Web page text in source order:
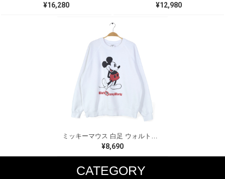
¥16,280 ¥12,980
ミッキーマウス 白足 ウォルトディズニーオフィシャル スウェット ホワイト WALT DISNEY WORLD ウォルトディズニーオフィシャル サイズXL相当 古着 CF0995
¥8,690
CATEGORY